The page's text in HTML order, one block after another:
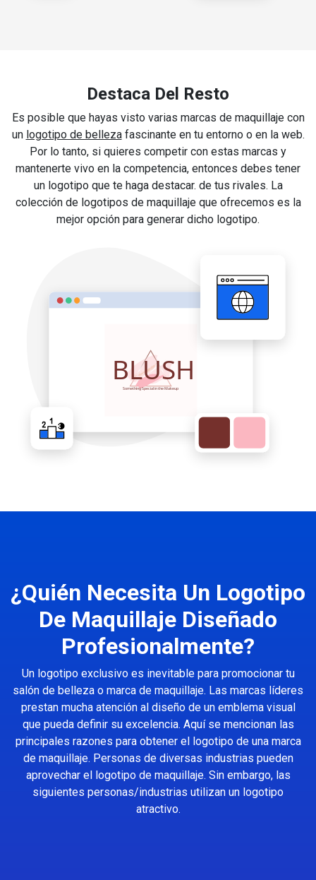
Destaca Del Resto
Es posible que hayas visto varias marcas de maquillaje con
un logotipo de bellezafascinante en tu entorno o en la web.
Por lo tanto, si quieres competir con estas marcas y
mantenerte vivo en la competencia, entonces debes tener
un logotipo que te haga destacar. de tus rivales. La
colección de logotipos de maquillaje que ofrecemos es la
mejor opción para generar dicho logotipo.
¿Quién Necesita Un Logotipo
De Maquillaje Diseñado
Profesionalmente?
Un logotipo exclusivo es inevitable para promocionar tu
salón de belleza o marca de maquillaje. Las marcas líderes
prestan mucha atención al diseño de un emblema visual
que pueda definir su excelencia. Aquí se mencionan las
principales razones para obtener el logotipo de una marca
de maquillaje. Personas de diversas industrias pueden
aprovechar el logotipo de maquillaje. Sin embargo, las
siguientes personas/industrias utilizan un logotipo
atractivo.